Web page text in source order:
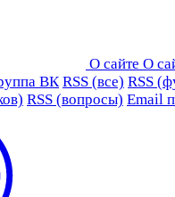
О сайте О
ВК RSS (все) RSS
RSS (вопросы) Email